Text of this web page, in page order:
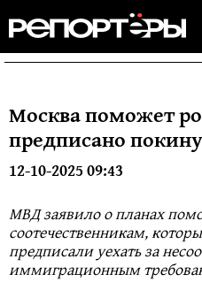
Москва поможет
предписано
12-10-2025 09:43
МВД заявило о планах
соотечественникам,
предписали уехать за
иммиграционным